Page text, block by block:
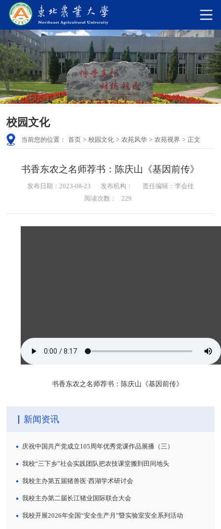
校园文化
当前您的位置： 首页 > 校园文化 > 农苑风华 > 农苑视界 > 正文
书香东农之名师荐书：陈庆山《基因前传》
发布日期：2023-08-23 发布机构：
责任编辑：李会佳
阅读次数：
229
书香东农之名师荐书：陈庆山《基因前传》
新闻资讯
庆祝中国共产党成立105周年优秀党课作品展播（三）
我校“三下乡”社会实践团队把农技课堂搬到田间地头
我校主办第五届猪兽医·西湖学术研讨会
我校主办第二届长江猪业国际联合大会
我校开展2026年全国“安全生产月”暨实验室安全系列活动